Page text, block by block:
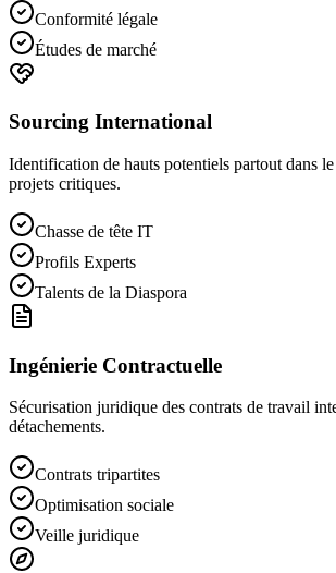
Conformité légale
Études de marché
Sourcing International
Identification de hauts potentiels partout dans
projets critiques.
Chasse de tête IT
Profils Experts
Talents de la Diaspora
Ingénierie Contractuelle
Sécurisation juridique des contrats de travail
détachements.
Contrats tripartites
Optimisation sociale
Veille juridique